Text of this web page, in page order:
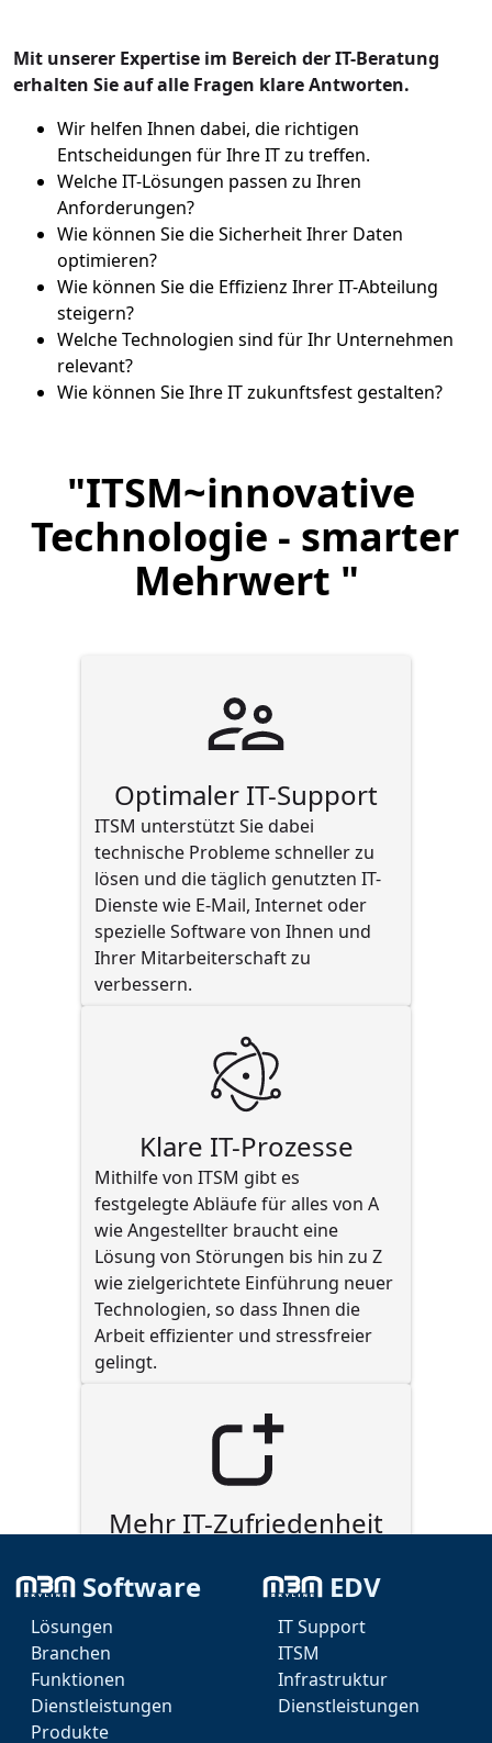
Mit unserer Expertise im Bereich der IT-Beratung
erhalten Sie auf alle Fragen klare Antworten.
Wir helfen Ihnen dabei, die richtigen
Entscheidungen für Ihre IT zu treffen.
Welche IT-Lösungen passen zu Ihren
Anforderungen?
Wie können Sie die Sicherheit Ihrer Daten
optimieren?
Wie können Sie die Effizienz Ihrer IT-Abteilung
steigern?
Welche Technologien sind für Ihr Unternehmen
relevant?
Wie können Sie Ihre IT zukunftsfest gestalten?
"ITSM~innovative
Technologie - smarter
Mehrwert "
Optimaler IT-Support
ITSM unterstützt Sie dabei
technische Probleme schneller zu
lösen und die täglich genutzten IT-
Dienste wie E-Mail, Internet oder
spezielle Software von Ihnen und
Ihrer Mitarbeiterschaft zu
verbessern.
Klare IT-Prozesse
Mithilfe von ITSM gibt es
festgelegte Abläufe für alles von A
wie Angestellter braucht eine
Lösung von Störungen bis hin zu Z
wie zielgerichtete Einführung neuer
Technologien, so dass Ihnen die
Arbeit effizienter und stressfreier
gelingt.
Mehr IT-Zufriedenheit
und klare Kommunikation sorgt
wesentliche Arbeit konzentrieren
können, während die IT mit all ihren
Belangen reibungslos im
Hintergrund läuft.
Software
Lösungen
Branchen
Funktionen
Dienstleistungen
Produkte
EDV
IT Support
ITSM
Infrastruktur
Dienstleistungen